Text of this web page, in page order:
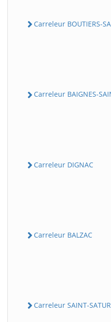
Carreleur BOUTIERS-
Carreleur BAIGNES-
Carreleur DIGNAC
Carreleur BALZAC
Carreleur SAINT-